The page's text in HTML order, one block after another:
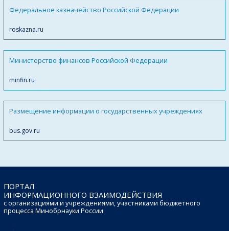
Федеральное казначейство Российской Федерации
roskazna.ru
Министерство финансов Российской Федерации
minfin.ru
Размещение информации о государственных учреждениях
bus.gov.ru
ПОРТАЛ
ИНФОРМАЦИОННОГО ВЗАИМОДЕЙСТВИЯ
с организациями и учреждениями, участниками бюджетного
процесса Минобрнауки России